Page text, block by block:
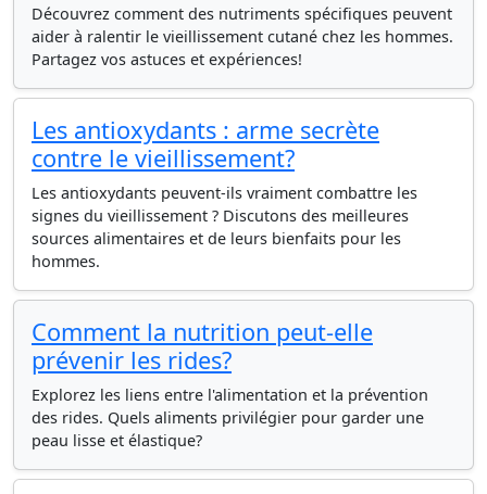
Découvrez comment des nutriments spécifiques peuvent
aider à ralentir le vieillissement cutané chez les hommes.
Partagez vos astuces et expériences!
Les antioxydants : arme secrète
contre le vieillissement?
Les antioxydants peuvent-ils vraiment combattre les
signes du vieillissement ? Discutons des meilleures
sources alimentaires et de leurs bienfaits pour les
hommes.
Comment la nutrition peut-elle
prévenir les rides?
Explorez les liens entre l'alimentation et la prévention
des rides. Quels aliments privilégier pour garder une
peau lisse et élastique?